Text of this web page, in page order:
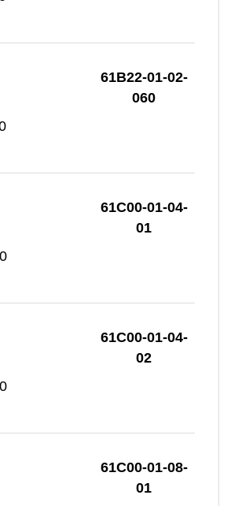
61B22-01-02-
060
61C00-01-04-
01
61C00-01-04-
02
61C00-01-08-
01